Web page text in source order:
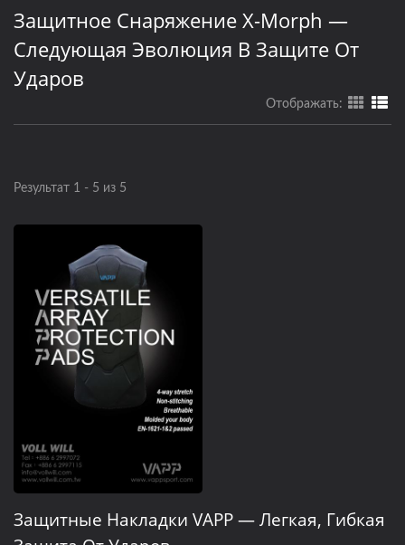
Защитное Снаряжение X-Morph —
Следующая Эволюция В Защите От
Ударов
Отображать:
Результат 1 - 5 из 5
Защитные Накладки VAPP — Легкая, Гибкая